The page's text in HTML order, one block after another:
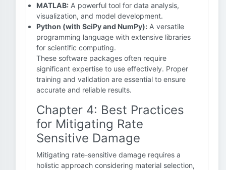
MATLAB: A powerful tool for data analysis,
visualization, and model development.
Python (with SciPy and NumPy): A versatile
programming language with extensive libraries
for scientific computing.
These software packages often require
significant expertise to use effectively. Proper
training and validation are essential to ensure
accurate and reliable results.
Chapter 4: Best Practices
for Mitigating Rate
Sensitive Damage
Mitigating rate-sensitive damage requires a
holistic approach considering material selection,